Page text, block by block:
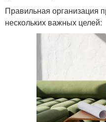
Правильная организация
нескольких важных целей: